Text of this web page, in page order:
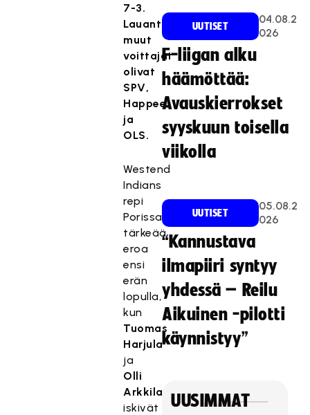
7-3.
Lauantain
muut
voittajat
olivat
SPV,
Happee
ja
OLS.
Westend
Indians
repi
Porissa
tärkeää
eroa
ensi
erän
lopulla,
kun
Tuomas
Harjula
ja
Olli
Arkkila
iskivät
UUTISET
04.08.2
026
F-liigan alku
häämöttää:
Avauskierrokset
syyskuun toisella
viikolla
UUTISET
05.08.2
026
“Kannustava
ilmapiiri syntyy
yhdessä – Reilu
Aikuinen -pilotti
käynnistyy”
UUSIMMAT